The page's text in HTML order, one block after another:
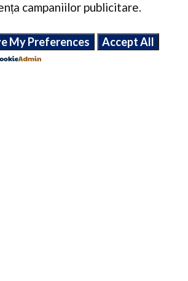
campaniilor publicitare.
My Preferences Accept All